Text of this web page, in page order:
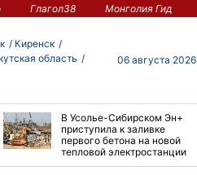
Глагол38 Монголия Гид
Киренск
область
06 августа 2026
В Усолье-Сибирском Эн+
приступила к заливке
первого бетона на новой
тепловой электростанции